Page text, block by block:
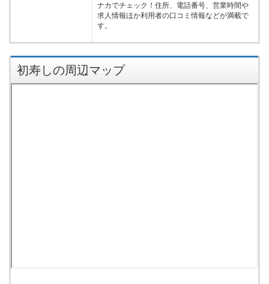
ナカでチェック！住所、電話番号、営業時間や
求人情報ほか利用者の口コミ情報などが満載で
す。
初寿しの周辺マップ